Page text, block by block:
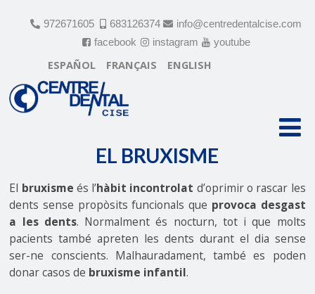
972671605 683126374
info@centredentalcise.com
facebook
instagram youtube
ESPAÑOL FRANÇAIS ENGLISH
EL BRUXISME
EL BRUXISME
El bruxisme és l’hàbit incontrolat d’oprimir o rascar les
dents sense propòsits funcionals que provoca desgast
a les dents. Normalment és nocturn, tot i que molts
pacients també apreten les dents durant el dia sense
ser-ne conscients. Malhauradament, també es poden
donar casos de bruxisme infantil.